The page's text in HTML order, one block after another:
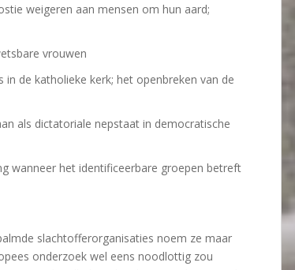
weigeren aan mensen om hun aard;
vrouwen
de katholieke kerk; het openbreken van de
als dictatoriale nepstaat in democratische
wanneer het identificeerbare groepen betreft
slachtofferorganisaties noem ze maar
onderzoek wel eens noodlottig zou